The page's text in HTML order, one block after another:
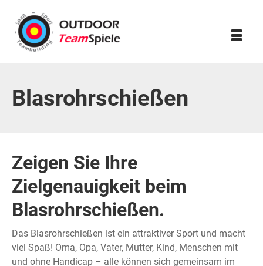
Blasrohrschießen
Zeigen Sie Ihre
Zielgenauigkeit beim
Blasrohrschießen.
Das Blasrohrschießen ist ein attraktiver Sport und macht
viel Spaß! Oma, Opa, Vater, Mutter, Kind, Menschen mit
und ohne Handicap – alle können sich gemeinsam im